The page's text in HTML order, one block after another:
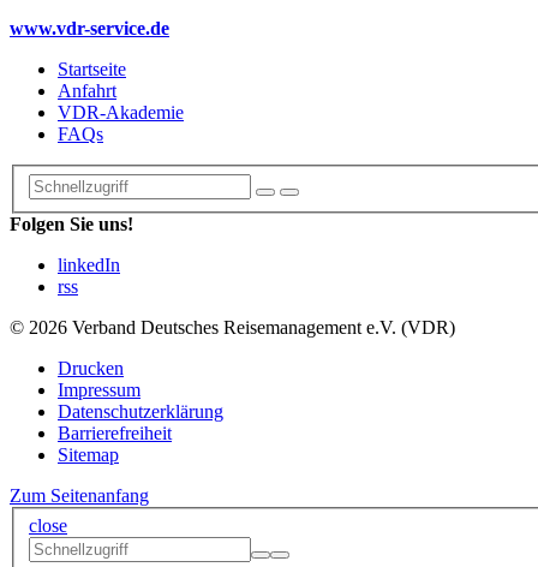
www.vdr-service.de
Startseite
Anfahrt
VDR-Akademie
FAQs
Folgen Sie uns!
linkedIn
rss
© 2026 Verband Deutsches Reisemanagement e.V. (VDR)
Drucken
Impressum
Datenschutzerklärung
Barrierefreiheit
Sitemap
Zum Seitenanfang
close